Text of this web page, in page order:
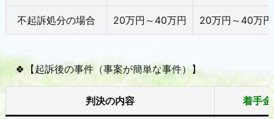
不起訴処分の場合 20万円～40万円 20万円～40万円
🍀【起訴後の事件（事案が簡単な事件）】
判決の内容 着手金